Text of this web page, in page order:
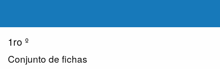
1ro º
Conjunto de fichas